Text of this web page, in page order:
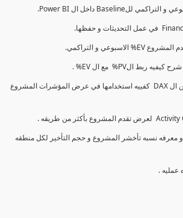
5- شرح معادلات متقدمه من ال DAX كفييه استخدامها في عرض المؤشرات المشروع
7- تحليل Trend Analysis و معرفه نسبه تأخشر المشروع و حجم التأخير لكل منطقه